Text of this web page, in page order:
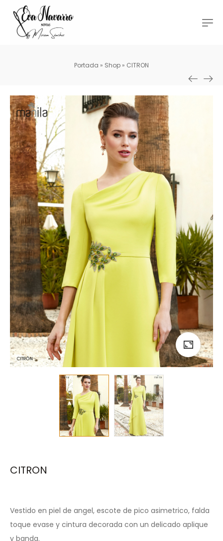
Portada » Shop » CITRON
CITRON
Vestido en piel de angel, escote de pico asimetrico, falda
toque evase y cintura decorada con un delicado aplique
y banda.